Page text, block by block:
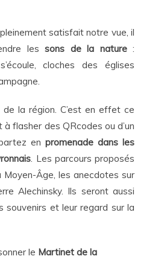
satisfait notre vue, il
lessons de la nature:
cloches des églises
la région. C’est en effet ce
flasher des QRcodes ou d’un
partez enpromenade dans les
. Les parcours proposés
Âge, les anecdotes sur
Alechinsky. Ils seront aussi
souvenirs et leur regard sur la
le Martinet de la